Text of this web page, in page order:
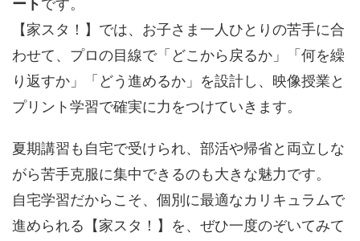
ートです。
【家スタ！】では、お子さま一人ひとりの苦手に合
わせて、プロの目線で「どこから戻るか」「何を繰
り返すか」「どう進めるか」を設計し、映像授業と
プリント学習で確実に力をつけていきます。
夏期講習も自宅で受けられ、部活や帰省と両立しな
がら苦手克服に集中できるのも大きな魅力です。
自宅学習だからこそ、個別に最適なカリキュラムで
進められる【家スタ！】を、ぜひ一度のぞいてみて